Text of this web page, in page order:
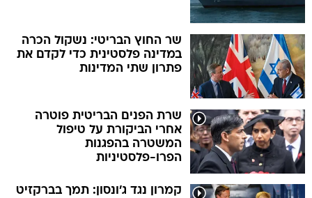
שר החוץ הבריטי: נשקול הכרה
במדינה פלסטינית כדי לקדם את
פתרון שתי המדינות
שרת הפנים הבריטית פוטרה
אחרי הביקורת על טיפול
המשטרה בהפגנות
הפרו-פלסטיניות
קמרון נגד ג'ונסון: תמך בברקזיט